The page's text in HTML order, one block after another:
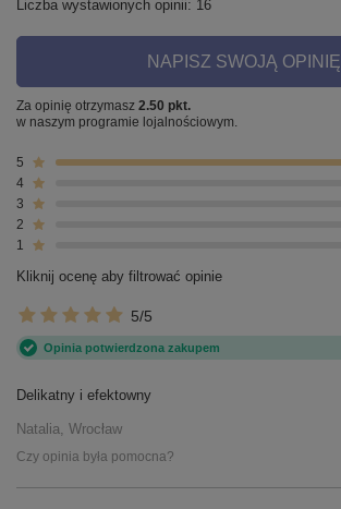
Liczba wystawionych opinii: 16
NAPISZ SWOJĄ OPINIĘ
Za opinię otrzymasz 2.50 pkt.
w naszym programie lojalnościowym.
5
4
3
2
1
Kliknij ocenę aby filtrować opinie
5/5
Opinia potwierdzona zakupem
Delikatny i efektowny
Natalia, Wrocław
Czy opinia była pomocna?